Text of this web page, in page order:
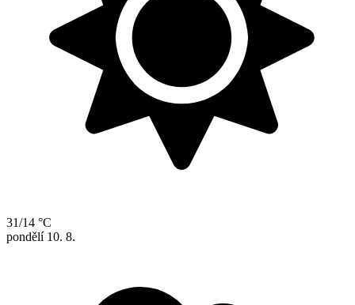
31/14 °C
pondělí 10. 8.